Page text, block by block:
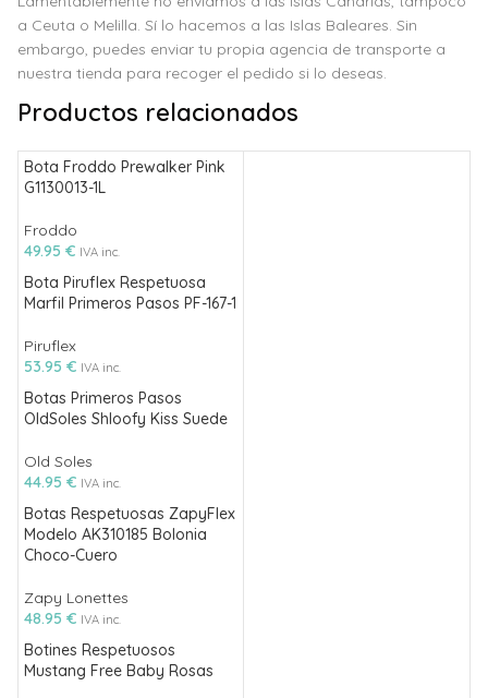
a Ceuta o Melilla. Sí lo hacemos a las Islas Baleares. Sin
embargo, puedes enviar tu propia agencia de transporte a
nuestra tienda para recoger el pedido si lo deseas.
Productos relacionados
Bota Froddo Prewalker Pink
G1130013-1L
Froddo
49.95 € IVA inc.
Bota Piruflex Respetuosa
Marfil Primeros Pasos PF-167-1
Piruflex
53.95 € IVA inc.
Botas Primeros Pasos
OldSoles Shloofy Kiss Suede
Old Soles
44.95 € IVA inc.
Botas Respetuosas ZapyFlex
Modelo AK310185 Bolonia
Choco-Cuero
Zapy Lonettes
48.95 € IVA inc.
Botines Respetuosos
Mustang Free Baby Rosas